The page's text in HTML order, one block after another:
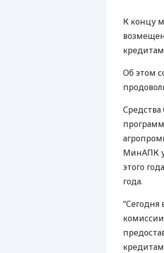
К концу
Об этом
МинАПК
этого
года.
“Сегодня